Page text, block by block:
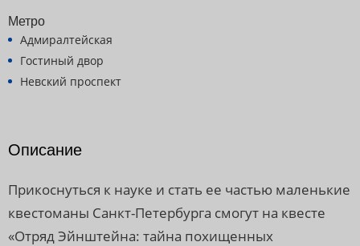
Метро
Адмиралтейская
Гостиный двор
Невский проспект
Описание
Прикоснуться к науке и стать ее частью маленькие
квестоманы Санкт-Петербурга смогут на квесте
«Отряд Эйнштейна: тайна похищенных